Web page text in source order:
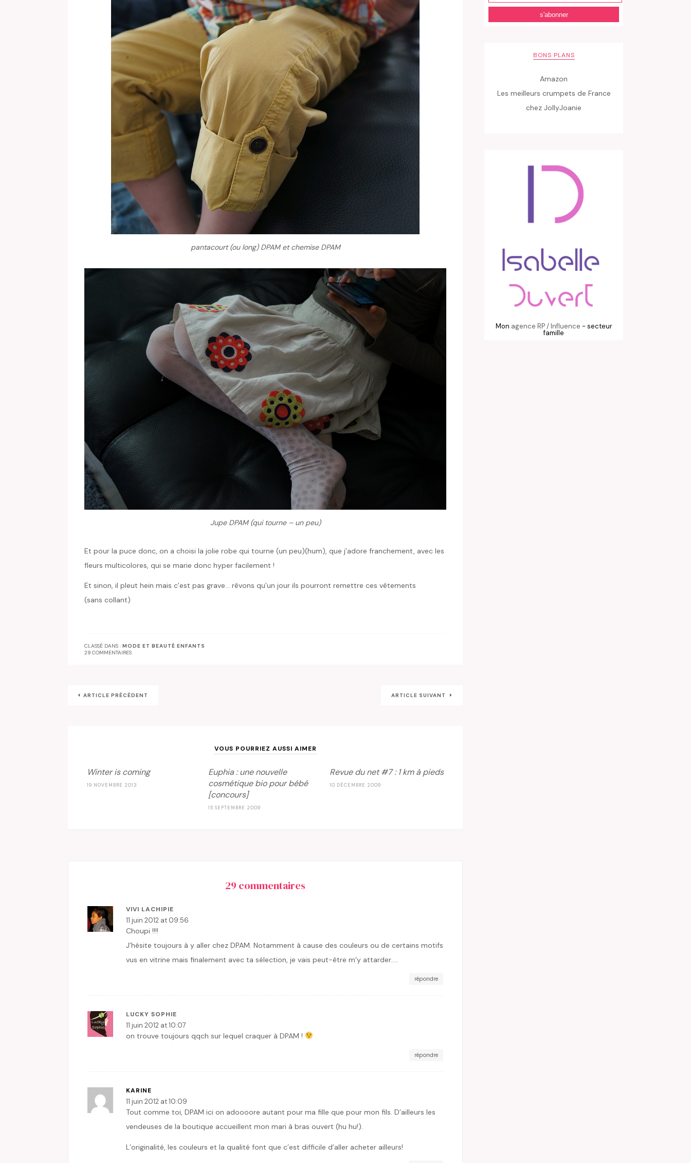
pantacourt (ou long) DPAM et chemise DPAM
Jupe DPAM (qui tourne – un peu)
Et pour la puce donc, on a choisi la jolie robe qui tourne (un peu)(hum), que j’adore franchement, avec les
fleurs multicolores, qui se marie donc hyper facilement !
Et sinon, il pleut hein mais c’est pas grave… rêvons qu’un jour ils pourront remettre ces vêtements
(sans collant)
CLASSÉ DANS : MODE ET BEAUTÉ ENFANTS
29 COMMENTAIRES
ARTICLE PRÉCÉDENT ARTICLE SUIVANT
VOUS POURRIEZ AUSSI AIMER
Winter is coming
19 NOVEMBRE 2013
Euphia : une nouvelle
cosmétique bio pour bébé
[concours]
15 SEPTEMBRE 2009
Revue du net #7 : 1 km à pieds
10 DÉCEMBRE 2009
29 commentaires
VIVI LACHIPIE
11 juin 2012 at 09:56
Choupi !!!!
J’hésite toujours à y aller chez DPAM. Notamment à cause des couleurs ou de certains motifs
vus en vitrine mais finalement avec ta sélection, je vais peut-être m’y attarder…..
répondre
LUCKY SOPHIE
11 juin 2012 at 10:07
on trouve toujours qqch sur lequel craquer à DPAM !
répondre
KARINE
11 juin 2012 at 10:09
Tout comme toi, DPAM ici on adoooore autant pour ma fille que pour mon fils. D’ailleurs les
vendeuses de la boutique accueillent mon mari à bras ouvert (hu hu!).
L’originalité, les couleurs et la qualité font que c’est difficile d’aller acheter ailleurs!
BONS PLANS
Amazon
Les meilleurs crumpets de France
chez JollyJoanie
Mon agence RP / Influence - secteur
famille